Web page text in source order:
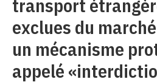
transport
exclues du
un mécanisme
appelé